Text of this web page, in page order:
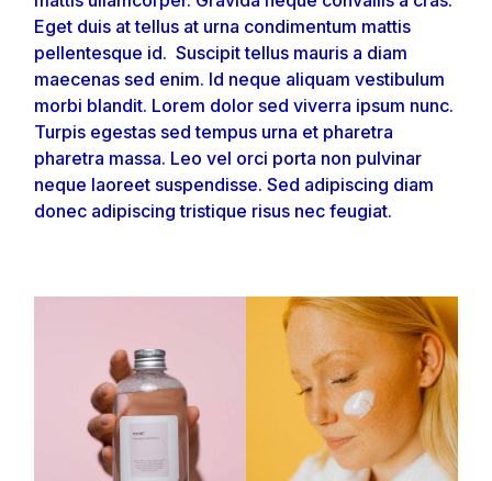
Eget duis at tellus at urna condimentum mattis
pellentesque id. Suscipit tellus mauris a diam
maecenas sed enim. Id neque aliquam vestibulum
morbi blandit. Lorem dolor sed viverra ipsum nunc.
Turpis egestas sed tempus urna et pharetra
pharetra massa. Leo vel orci porta non pulvinar
neque laoreet suspendisse. Sed adipiscing diam
donec adipiscing tristique risus nec feugiat.